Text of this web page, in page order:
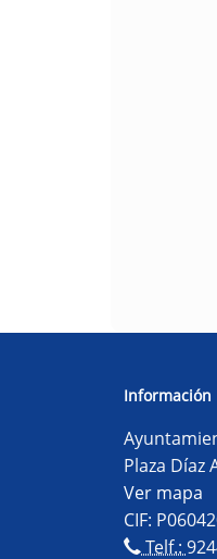
Información
Plaza Díaz
Ver mapa
CIF:
Telf.: